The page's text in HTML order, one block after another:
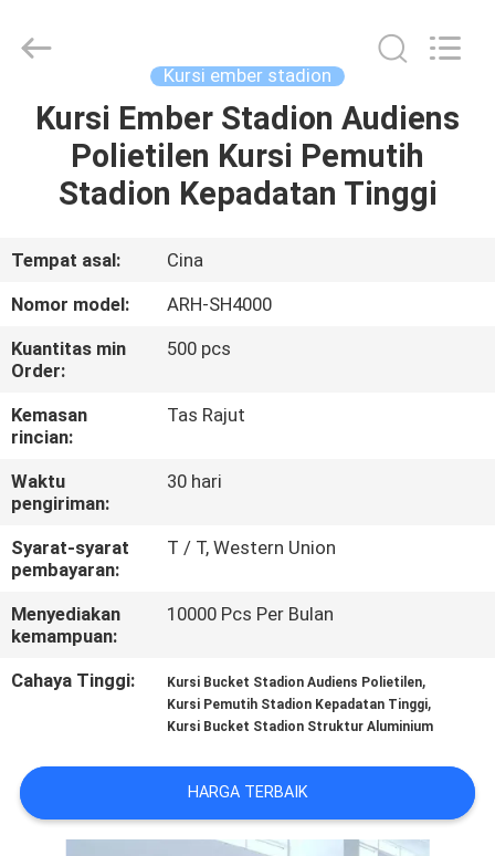
RUMAH
PRODUK
TENTANG
KAMI
TUR
PABRIK
KONTROL
KUALITAS
HUBUNGI
KAMI
BLOG
PERMINTAAN
PENAWARAN
Commercial
Co.,Ltd.
Reserved.
Kursi ember stadion
Kursi Ember Stadion Audiens
Polietilen Kursi Pemutih
Stadion Kepadatan Tinggi
Tempat asal:
Cina
Nomor model:
ARH-SH4000
Kuantitas min
Order:
500 pcs
Kemasan
rincian:
Tas Rajut
Waktu
pengiriman:
30 hari
Syarat-syarat
pembayaran:
T / T, Western Union
Menyediakan
kemampuan:
10000 Pcs Per Bulan
Cahaya Tinggi: Kursi Bucket Stadion Audiens Polietilen,
Kursi Pemutih Stadion Kepadatan Tinggi,
Kursi Bucket Stadion Struktur Aluminium
HARGA TERBAIK